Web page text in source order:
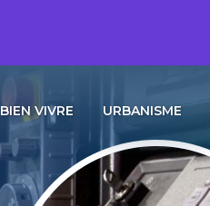
BIEN VIVRE URBANISME